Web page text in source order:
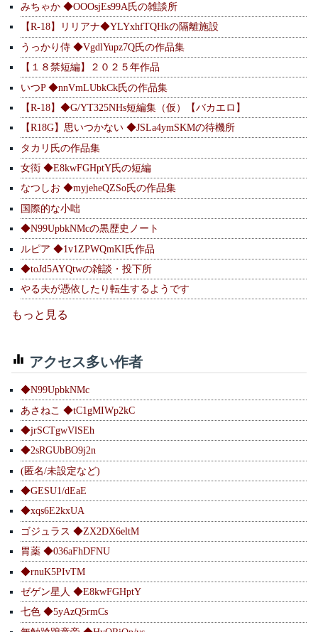
みちゃか ◆OOOsjEs99A氏の雑談所
【R-18】リリアナ◆YLYxhfTQHkの隔離施設
うっかり侍 ◆VgdlYupz7Q氏の作品集
【１８禁短編】２０２５年作品
いつP ◆nnVmLUbkCk氏の作品集
【R-18】◆G/YT325NHs短編集（仮）【バカエロ】
【R18G】思いつかない ◆JSLa4ymSKMの待機所
タカリ氏の作品集
女衒 ◆E8kwFGHptY氏の短編
なつしお ◆myjeheQZSo氏の作品集
国際的な小咄
◆N99UpbkNMcの黒歴史ノート
ルピア ◆1v1ZPWQmKI氏作品
◆toJd5AYQtwの雑談・投下所
やる夫が憑依したり転生するようです
もっと見る
アクセス多い作者
◆N99UpbkNMc
あさねこ ◆tC1gMIWp2kC
◆jrSCTgwVlSEh
◆2sRGUbBO9j2n
(匿名/未設定など)
◆GESU1/dEaE
◆xqs6E2kxUA
ゴジュラス ◆ZX2DX6eltM
胃薬 ◆036aFhDFNU
◆rnuK5PIvTM
ゼゲン星人 ◆E8kwFGHptY
七色 ◆5yAzQ5rmCs